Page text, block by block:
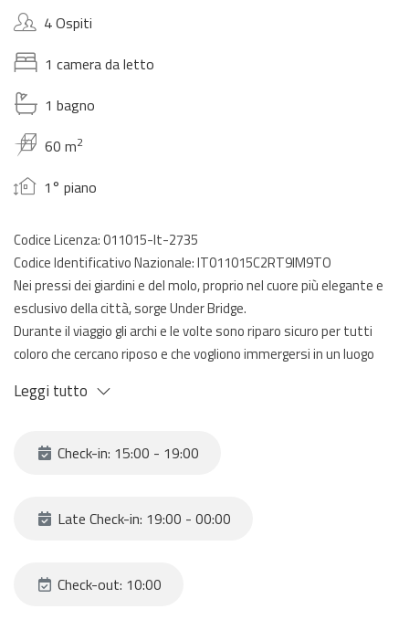
4 Ospiti
1 camera da letto
1 bagno
60 m2
1° piano
Codice Licenza: 011015-lt-2735
Codice Identificativo Nazionale: IT011015C2RT9IM9TO
Nei pressi dei giardini e del molo, proprio nel cuore più elegante e
esclusivo della città, sorge Under Bridge.
Durante il viaggio gli archi e le volte sono riparo sicuro per tutti
coloro che cercano riposo e che vogliono immergersi in un luogo
Under Bridge collega l'eleganza alla sensualità di un luogo che
romantica.
letto e tenda che crea un separè e la giusta privacy, la cucina con
box doccia in vetro total black.
Leggi tutto
Check-in: 15:00 - 19:00
Late Check-in: 19:00 - 00:00
Check-out: 10:00